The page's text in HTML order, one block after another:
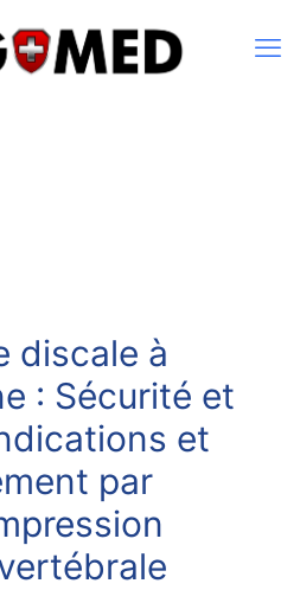
discale à
: Sécurité et
et
par